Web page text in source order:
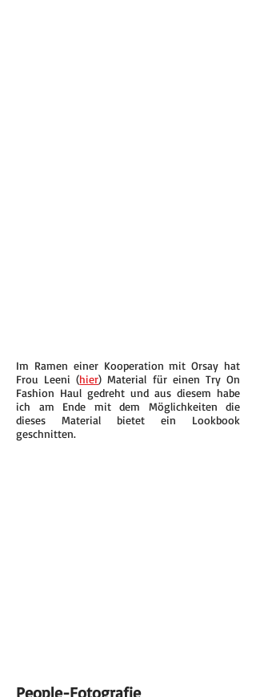
Im Ramen einer Kooperation mit Orsay hat
Frou Leeni (hier) Material für einen Try On
Fashion Haul gedreht und aus diesem habe
ich am Ende mit dem Möglichkeiten die
dieses Material bietet ein Lookbook
geschnitten.
People-Fotografie